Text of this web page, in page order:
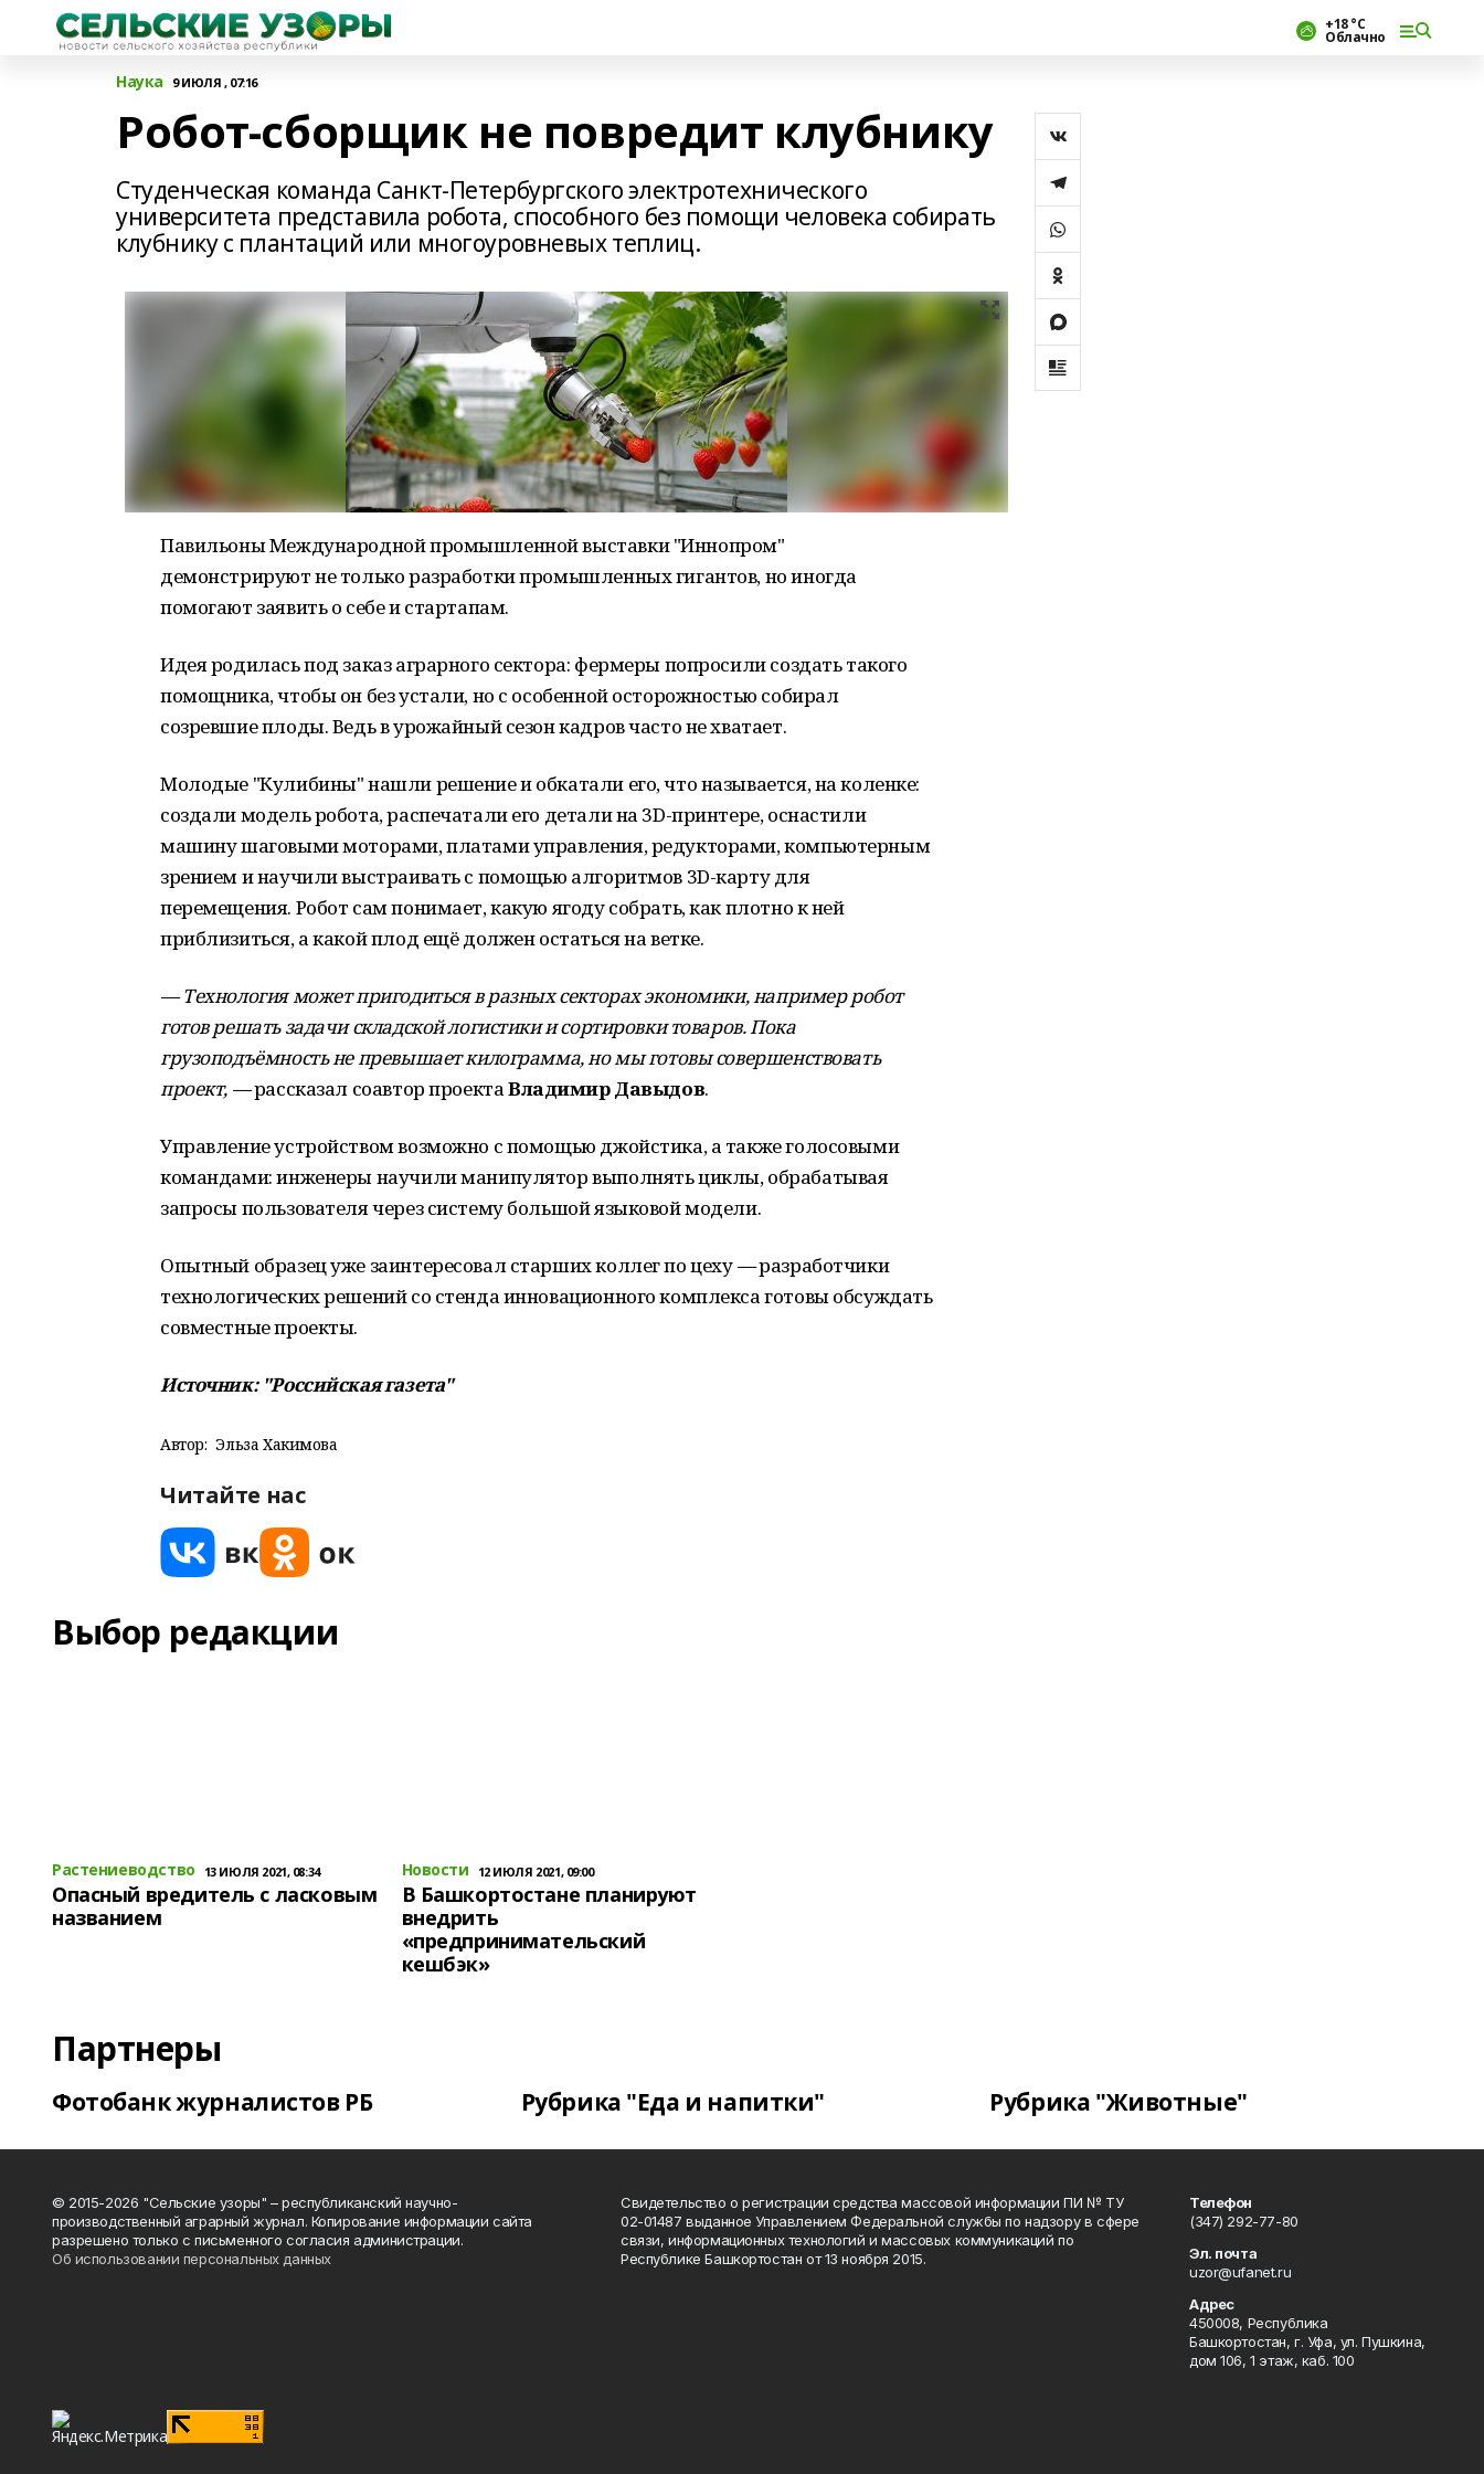
+18 °С
Облачно
Наука 9 ИЮЛЯ , 07:16
Робот-сборщик не повредит клубнику
Студенческая команда Санкт-Петербургского электротехнического
университета представила робота, способного без помощи человека собирать
клубнику с плантаций или многоуровневых теплиц.
Павильоны Международной промышленной выставки "Иннопром"
демонстрируют не только разработки промышленных гигантов, но иногда
помогают заявить о себе и стартапам.
Идея родилась под заказ аграрного сектора: фермеры попросили создать такого
помощника, чтобы он без устали, но с особенной осторожностью собирал
созревшие плоды. Ведь в урожайный сезон кадров часто не хватает.
Молодые "Кулибины" нашли решение и обкатали его, что называется, на коленке:
создали модель робота, распечатали его детали на 3D-принтере, оснастили
машину шаговыми моторами, платами управления, редукторами, компьютерным
зрением и научили выстраивать с помощью алгоритмов 3D-карту для
перемещения. Робот сам понимает, какую ягоду собрать, как плотно к ней
приблизиться, а какой плод ещё должен остаться на ветке.
— Технология может пригодиться в разных секторах экономики, например робот
готов решать задачи складской логистики и сортировки товаров. Пока
грузоподъёмность не превышает килограмма, но мы готовы совершенствовать
проект, —рассказал соавтор проектаВладимир Давыдов.
Управление устройством возможно с помощью джойстика, а также голосовыми
командами: инженеры научили манипулятор выполнять циклы, обрабатывая
запросы пользователя через систему большой языковой модели.
Опытный образец уже заинтересовал старших коллег по цеху—разработчики
технологических решений со стенда инновационного комплекса готовы обсуждать
совместные проекты.
Источник: "Российская газета"
Автор: Эльза Хакимова
Читайте нас
Выбор редакции
Растениеводство 13 ИЮЛЯ 2021, 08:34
Опасный вредитель с ласковым
названием
Новости 12 ИЮЛЯ 2021, 09:00
В Башкортостане планируют
внедрить
«предпринимательский
кешбэк»
Партнеры
Фотобанк журналистов РБ Рубрика "Еда и напитки" Рубрика "Животные"
© 2015-2026 "Сельские узоры" – республиканский научно-
производственный аграрный журнал. Копирование информации сайта
разрешено только с письменного согласия администрации.
Об использовании персональных данных
Свидетельство о регистрации средства массовой информации ПИ № ТУ
02-01487 выданное Управлением Федеральной службы по надзору в сфере
связи, информационных технологий и массовых коммуникаций по
Республике Башкортостан от 13 ноября 2015.
Телефон
(347) 292-77-80
Эл. почта
uzor@ufanet.ru
Адрес
450008, Республика
Башкортостан, г. Уфа, ул. Пушкина,
дом 106, 1 этаж, каб. 100